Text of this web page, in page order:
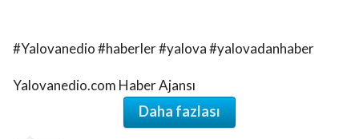
#Yalovanedio #haberler #yalova #yalovadanhaber
Yalovanedio.com Haber Ajansı
Daha fazlası